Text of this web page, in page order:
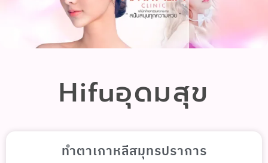
Hifuอุดมสุข
ทำตาเกาหลีสมุทรปราการ